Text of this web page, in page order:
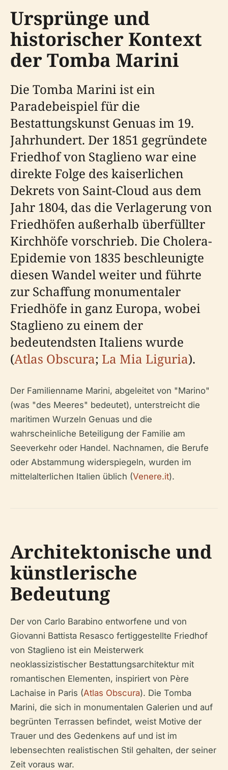
Ursprünge und
historischer Kontext
der Tomba Marini
Die Tomba Marini ist ein
Paradebeispiel für die
Bestattungskunst Genuas im 19.
Jahrhundert. Der 1851 gegründete
Friedhof von Staglieno war eine
direkte Folge des kaiserlichen
Dekrets von Saint-Cloud aus dem
Jahr 1804, das die Verlagerung von
Friedhöfen außerhalb überfüllter
Kirchhöfe vorschrieb. Die Cholera-
Epidemie von 1835 beschleunigte
diesen Wandel weiter und führte
zur Schaffung monumentaler
Friedhöfe in ganz Europa, wobei
Staglieno zu einem der
bedeutendsten Italiens wurde
(Atlas Obscura; La Mia Liguria).
Der Familienname Marini, abgeleitet von "Marino"
(was "des Meeres" bedeutet), unterstreicht die
maritimen Wurzeln Genuas und die
wahrscheinliche Beteiligung der Familie am
Seeverkehr oder Handel. Nachnamen, die Berufe
oder Abstammung widerspiegeln, wurden im
mittelalterlichen Italien üblich (Venere.it).
Architektonische und
künstlerische
Bedeutung
Der von Carlo Barabino entworfene und von
Giovanni Battista Resasco fertiggestellte Friedhof
von Staglieno ist ein Meisterwerk
neoklassizistischer Bestattungsarchitektur mit
romantischen Elementen, inspiriert von Père
Lachaise in Paris (Atlas Obscura). Die Tomba
Marini, die sich in monumentalen Galerien und auf
begrünten Terrassen befindet, weist Motive der
Trauer und des Gedenkens auf und ist im
lebensechten realistischen Stil gehalten, der seiner
Zeit voraus war.